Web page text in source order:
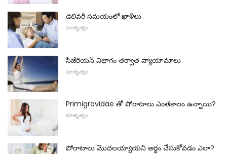
డెలివరీ సమయంలో ఖాళీలు
మాతృత్వం
సిజేరియన్ విభాగం తర్వాత వ్యాయామాలు
మాతృత్వం
Primigravidae తో పోరాటాలు ఎంతకాలం ఉన్నాయి?
మాతృత్వం
పోరాటాలు మొదలయ్యాయని అర్థం చేసుకోవడం ఎలా?